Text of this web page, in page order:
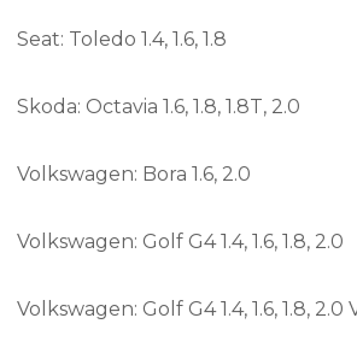
Seat: Toledo 1.4, 1.6, 1.8
Skoda: Octavia 1.6, 1.8, 1.8T, 2.0
Volkswagen: Bora 1.6, 2.0
Volkswagen: Golf G4 1.4, 1.6, 1.8, 2.0
Volkswagen: Golf G4 1.4, 1.6, 1.8, 2.0